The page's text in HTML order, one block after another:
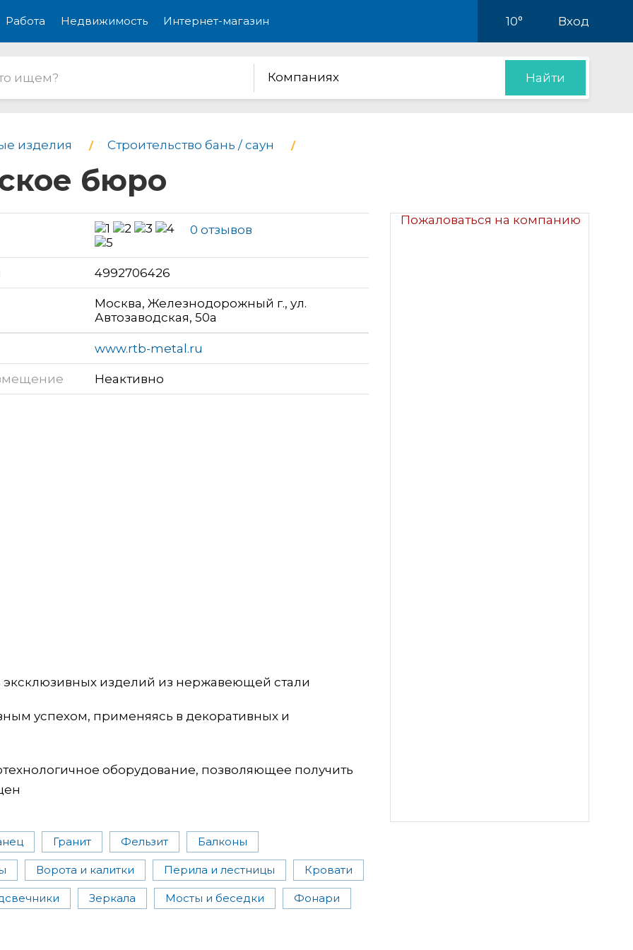
Работа Недвижимость Интернет-магазин 10° Вход
Компаниях Найти
изделия Строительство бань / саун
бюро
Пожаловаться на компанию
0 отзывов
4992706426
Москва, Железнодорожный г., ул.
Автозаводская, 50а
www.rtb-metal.ru
Неактивно
эксклюзивных изделий из нержавеющей стали
успехом, применяясь в декоративных и
оборудование, позволяющее получить
Гранит Фельзит Балконы
Ворота и калитки Перила и лестницы Кровати
Зеркала Мосты и беседки Фонари